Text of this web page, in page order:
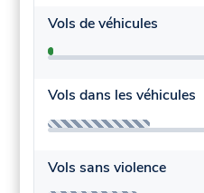
Vols de véhicules
Vols dans les véhicules
Vols sans violence